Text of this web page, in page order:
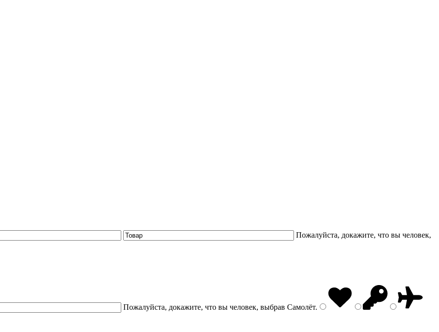
Пожалуйста, докажите, что вы человек,
Пожалуйста, докажите, что вы человек, выбрав Самолёт.